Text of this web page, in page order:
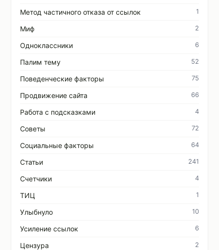
Метод частичного отказа от ссылок 1
Миф 2
Одноклассники 6
Палим тему 52
Поведенческие факторы 75
Продвижение сайта 66
Работа с подсказками 4
Советы 72
Социальные факторы 64
Статьи 241
Счетчики 4
ТИЦ 1
Улыбнуло 10
Усиление ссылок 6
Цензура 2